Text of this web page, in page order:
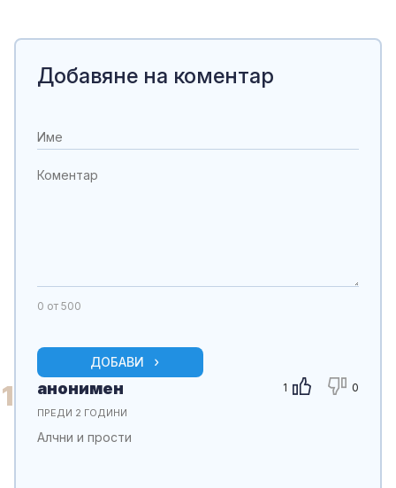
Добавяне на коментар
0 от 500
ДОБАВИ
1 1 0
анонимен
ПРЕДИ 2 ГОДИНИ
Алчни и прости